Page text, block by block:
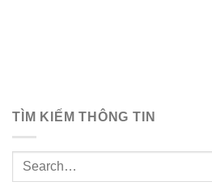
TÌM KIẾM THÔNG TIN